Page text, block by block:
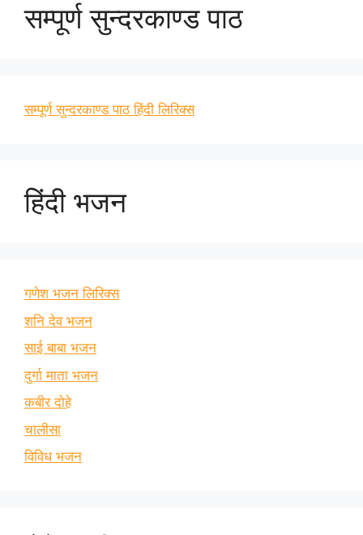
सम्पूर्ण सुन्दरकाण्ड पाठ
सम्पूर्ण सुन्दरकाण्ड पाठ हिंदी लिरिक्स
हिंदी भजन
गणेश भजन लिरिक्स
शनि देव भजन
साई बाबा भजन
दुर्गा माता भजन
कबीर दोहे
चालीसा
विविध भजन